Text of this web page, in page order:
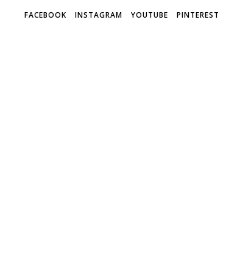
FACEBOOK INSTAGRAM YOUTUBE PINTEREST